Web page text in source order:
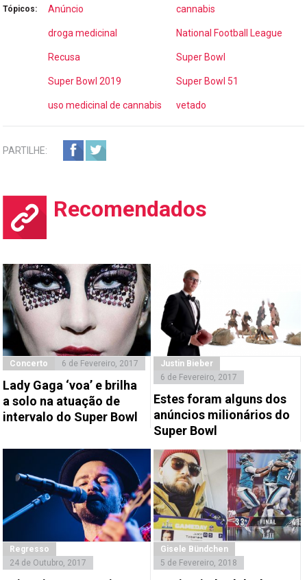
Tópicos: Anúncio cannabis
droga medicinal National Football League
Recusa Super Bowl
Super Bowl 2019 Super Bowl 51
uso medicinal de cannabis vetado
PARTILHE:
Recomendados
Concerto 6 de Fevereiro, 2017
Lady Gaga ‘voa’ e brilha
a solo na atuação de
intervalo do Super Bowl
Justin Bieber
6 de Fevereiro, 2017
Estes foram alguns dos
anúncios milionários do
Super Bowl
Regresso
24 de Outubro, 2017
Gisele Bündchen
5 de Fevereiro, 2018